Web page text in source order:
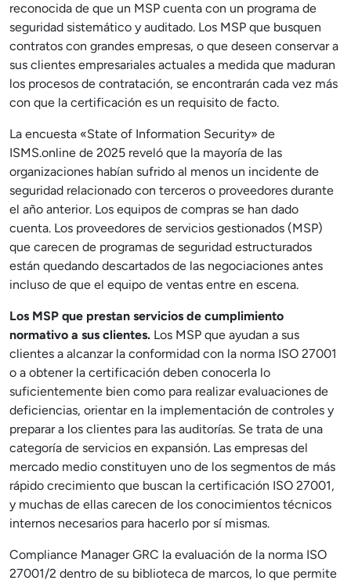
reconocida de que un MSP cuenta con un programa de
seguridad sistemático y auditado. Los MSP que busquen
contratos con grandes empresas, o que deseen conservar a
sus clientes empresariales actuales a medida que maduran
los procesos de contratación, se encontrarán cada vez más
con que la certificación es un requisito de facto.
La encuesta «State of Information Security» de
ISMS.online de 2025 reveló que la mayoría de las
organizaciones habían sufrido al menos un incidente de
seguridad relacionado con terceros o proveedores durante
el año anterior. Los equipos de compras se han dado
cuenta. Los proveedores de servicios gestionados (MSP)
que carecen de programas de seguridad estructurados
están quedando descartados de las negociaciones antes
incluso de que el equipo de ventas entre en escena.
Los MSP que prestan servicios de cumplimiento
normativo a sus clientes. Los MSP que ayudan a sus
clientes a alcanzar la conformidad con la norma ISO 27001
o a obtener la certificación deben conocerla lo
suficientemente bien como para realizar evaluaciones de
deficiencias, orientar en la implementación de controles y
preparar a los clientes para las auditorías. Se trata de una
categoría de servicios en expansión. Las empresas del
mercado medio constituyen uno de los segmentos de más
rápido crecimiento que buscan la certificación ISO 27001,
y muchas de ellas carecen de los conocimientos técnicos
internos necesarios para hacerlo por sí mismas.
Compliance Manager GRC la evaluación de la norma ISO
27001/2 dentro de su biblioteca de marcos, lo que permite